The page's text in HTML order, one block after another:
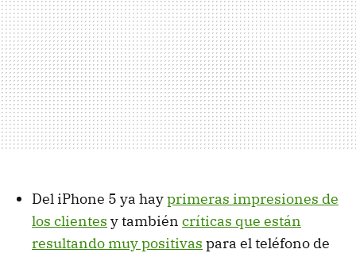
Del iPhone 5 ya hayprimeras impresiones de
los clientes y también críticas que están
resultando muy positivas para el teléfono de